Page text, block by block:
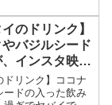
のドリンク】
バジルシード
インスタ映え
す。リンク】ココナ
ードの入った飲み